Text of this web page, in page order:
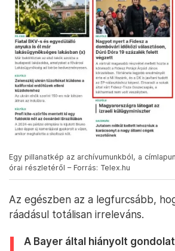
Egy pillanatkép az archívumunkból, a
órai részletéről – Forrás: Telex.hu
Az egészben az a legfurcsább,
ráadásul totálisan irreleváns.
A Bayer által hiányolt